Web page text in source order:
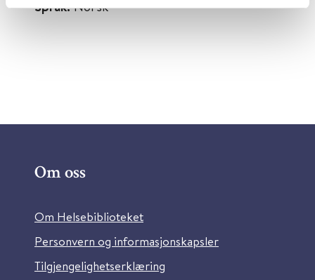
Språk:Norsk
Om oss
Om Helsebiblioteket
Personvern og informasjonskapsler
Tilgjengelighetserklæring